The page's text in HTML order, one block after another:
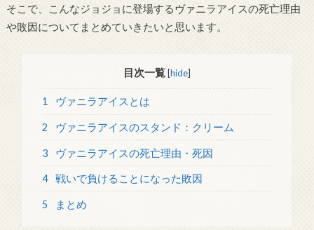
そこで、こんなジョジョに登場するヴァニラアイスの死亡理由
や敗因についてまとめていきたいと思います。
目次一覧 [hide]
1 ヴァニラアイスとは
2 ヴァニラアイスのスタンド：クリーム
3 ヴァニラアイスの死亡理由・死因
4 戦いで負けることになった敗因
5 まとめ